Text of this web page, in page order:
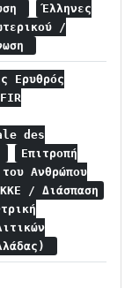
Έλληνες
/
Ερυθρός
FIR
des
Επιτροπή
Ανθρώπου
ΚΚΕ / Διάσπαση